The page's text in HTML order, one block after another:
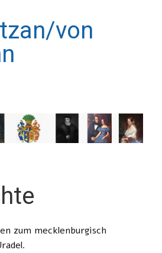
von
zum mecklenburgisch